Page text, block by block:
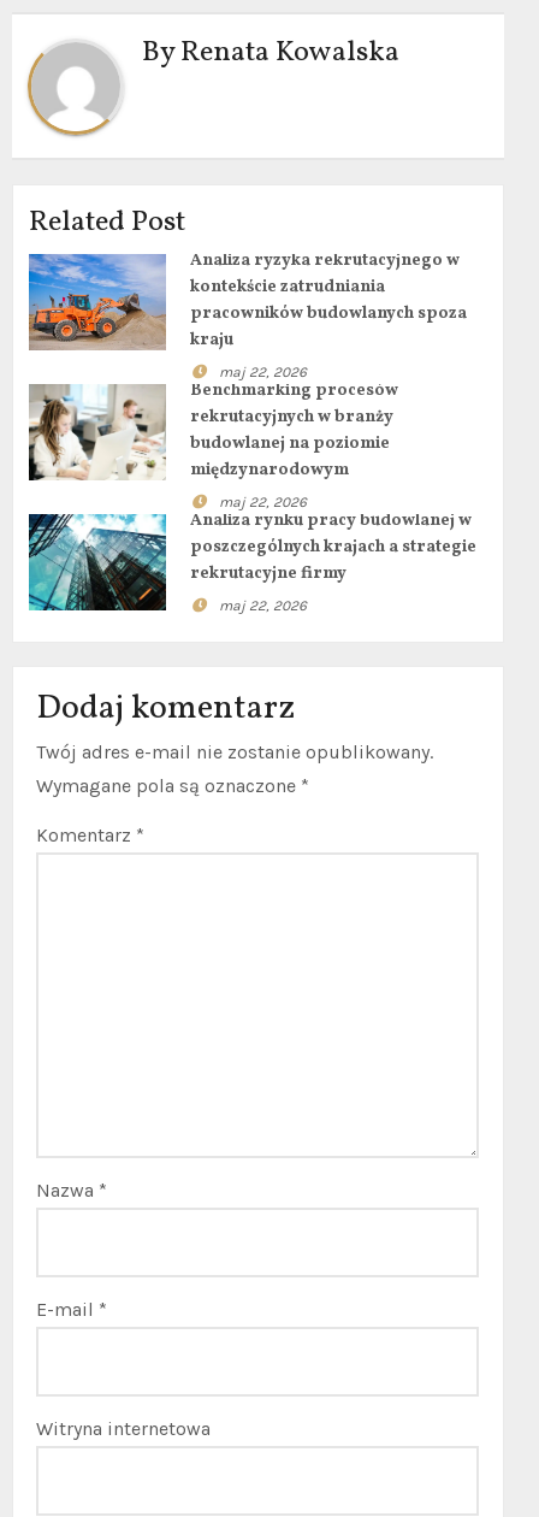
ByRenata Kowalska
Related Post
Analiza ryzyka rekrutacyjnego w
kontekście zatrudniania
pracowników budowlanych spoza
kraju
maj 22, 2026
Benchmarking procesów
rekrutacyjnych w branży
budowlanej na poziomie
międzynarodowym
maj 22, 2026
Analiza rynku pracy budowlanej w
poszczególnych krajach a strategie
rekrutacyjne firmy
maj 22, 2026
Dodaj komentarz
Twój adres e-mail nie zostanie opublikowany.
Wymagane pola są oznaczone *
Komentarz *
Nazwa *
E-mail *
Witryna internetowa